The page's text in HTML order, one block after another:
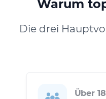
Warum
Die drei
Über